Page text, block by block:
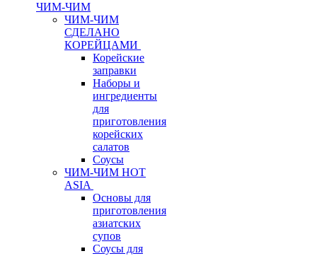
ЧИМ-ЧИМ
ЧИМ-ЧИМ
СДЕЛАНО
КОРЕЙЦАМИ
Корейские
заправки
Наборы и
ингредиенты
для
приготовления
корейских
салатов
Соусы
ЧИМ-ЧИМ HOT
ASIA
Основы для
приготовления
азиатских
супов
Соусы для